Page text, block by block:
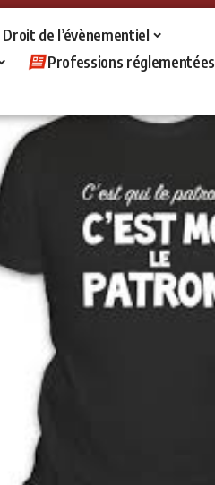
de l’évènementiel
Professions réglementées